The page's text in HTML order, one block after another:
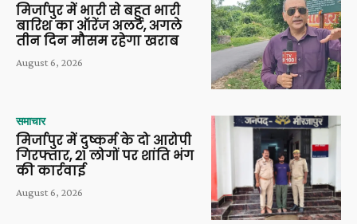
मिर्जापुर में भारी से बहुत भारी
बारिश का ऑरेंज अलर्ट, अगले
तीन दिन मौसम रहेगा खराब
August 6, 2026
समाचार
मिर्जापुर में दुष्कर्म के दो आरोपी
गिरफ्तार, 21 लोगों पर शांति भंग
की कार्रवाई
August 6, 2026